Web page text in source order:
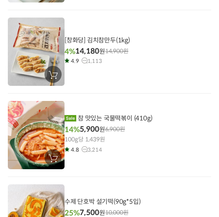
에
담
기
장
바
에
담
기
[창화당] 김치참만두(1kg)
4%14,180원14,900원
4.9 1,113
장
바
에
담
기
참 맛있는 국물떡볶이 (410g)
14%5,900원6,900원
100g당 1,439원
4.8 3,214
수제 단호박 설기떡(90g*5입)
25%7,500원10,000원